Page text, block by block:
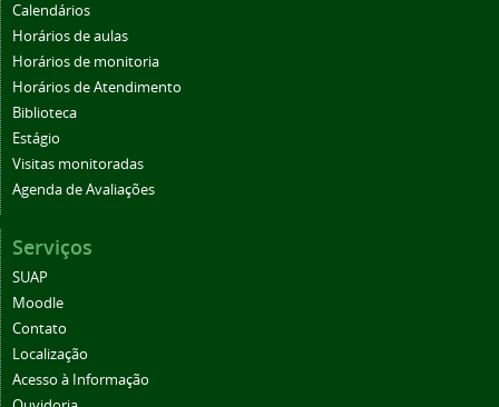
Calendários
Horários de aulas
Horários de monitoria
Horários de Atendimento
Biblioteca
Estágio
Visitas monitoradas
Agenda de Avaliações
Serviços
SUAP
Moodle
Contato
Localização
Acesso à Informação